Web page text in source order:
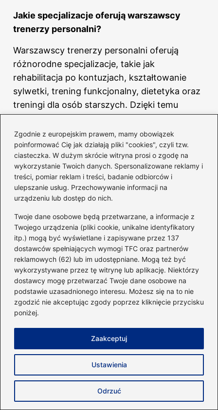
Zgodnie z europejskim prawem, mamy obowiązek
poinformować Cię jak działają pliki "cookies", czyli tzw.
ciasteczka. W dużym skrócie witryna prosi o zgodę na
wykorzystanie Twoich danych. Spersonalizowane reklamy i
treści, pomiar reklam i treści, badanie odbiorców i
ulepszanie usług. Przechowywanie informacji na
urządzeniu lub dostęp do nich.
Twoje dane osobowe będą przetwarzane, a informacje z
Twojego urządzenia (pliki cookie, unikalne identyfikatory
itp.) mogą być wyświetlane i zapisywane przez 137
dostawców spełniających wymogi TFC oraz partnerów
reklamowych (62) lub im udostępniane. Mogą też być
wykorzystywane przez tę witrynę lub aplikację. Niektórzy
dostawcy mogę przetwarzać Twoje dane osobowe na
podstawie uzasadnionego interesu. Możesz się na to nie
zgodzić nie akceptując zgody poprzez kliknięcie przycisku
poniżej.
Ustawienia
Odrzuć
Zaakceptuj
Jakie specjalizacje oferują warszawscy
trenerzy personalni?
Warszawscy trenerzy personalni oferują
różnorodne specjalizacje, takie jak
rehabilitacja po kontuzjach, kształtowanie
sylwetki, trening funkcjonalny, dietetyka oraz
treningi dla osób starszych. Dzięki temu
odpowiadającego jego unikalnym potrzebom i
celom fitnessowym.
Co wyróżnia Kamila, jednego z polecanych
trenerów w Warszawie?
Kamil wyróżnia się indywidualnym podejściem
do każdego klienta, łącząc różne techniki
podczas sesji treningowych. Klientki cenią go
za umiejętność tworzenia przyjaznej
atmosfery, co powoduje, że treningi stają się
nie tylko efektywne, ale także pełne śmiechu.
Jakie korzyści przynoszą treningiz trenerem
personalnymw Warszawie?
Treningi z trenerem personalnym mogą
zwiększyć efektywność ćwiczeń nawet o
30%, co przyspiesza osiąganie zamierzonych
celów. Dodatkowo, trenerzy pomagają w
motywacji oraz dostosowują plany
treningowe do indywidualnych potrzeb, co
sprawia, że treningi są bardziej dostosowane